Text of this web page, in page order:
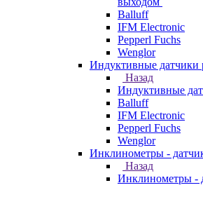
Balluff
IFM Electronic
Pepperl Fuchs
Wenglor
Индуктивные датчики
Назад
Индуктивные
Balluff
IFM Electronic
Pepperl Fuchs
Wenglor
Инклинометры -
Назад
Инклинометры -